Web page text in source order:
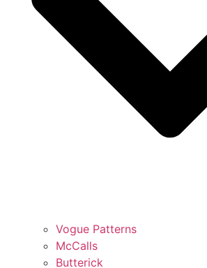
Vogue Patterns
McCalls
Butterick